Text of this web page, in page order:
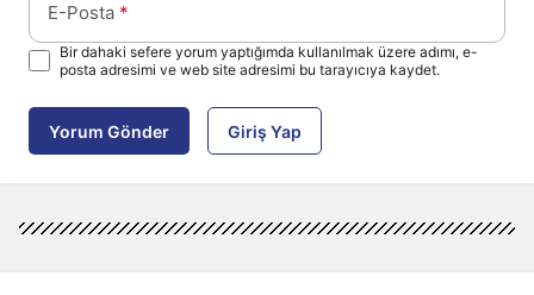
E-Posta *
Bir dahaki sefere yorum yaptığımda kullanılmak üzere adımı, e-
posta adresimi ve web site adresimi bu tarayıcıya kaydet.
Yorum Gönder Giriş Yap